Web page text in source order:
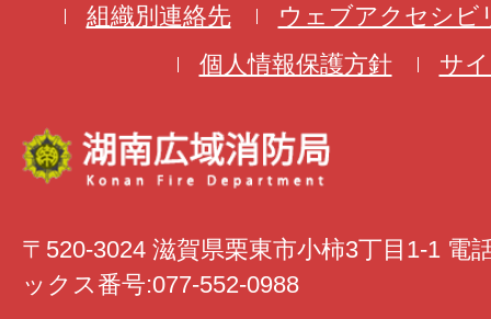
組織別連絡先
ウェブアクセシビ
個人情報保護方針
サ
〒520-3024 滋賀県栗東市小柿3丁目1-1 電
ックス番号:077-552-0988